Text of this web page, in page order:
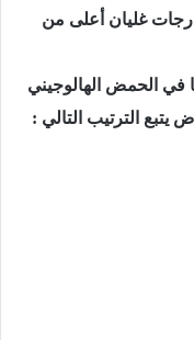
غليان أعلى من
في الحمض الهالوجيني
الترتيب التالي :